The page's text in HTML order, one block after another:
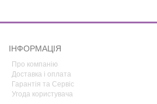
ІНФОРМАЦІЯ
Про компанію
Доставка і оплата
Гарантія та Сервіс
Угода користувача